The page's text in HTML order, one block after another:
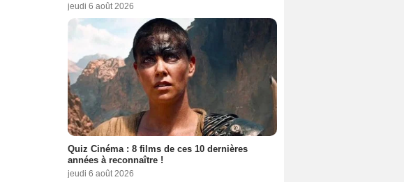
jeudi 6 août 2026
Quiz Cinéma : 8 films de ces 10 dernières
années à reconnaître !
jeudi 6 août 2026